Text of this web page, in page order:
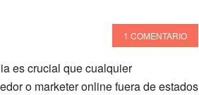
1 COMENTARIO
es crucial que cualquier
o marketer online fuera de estados